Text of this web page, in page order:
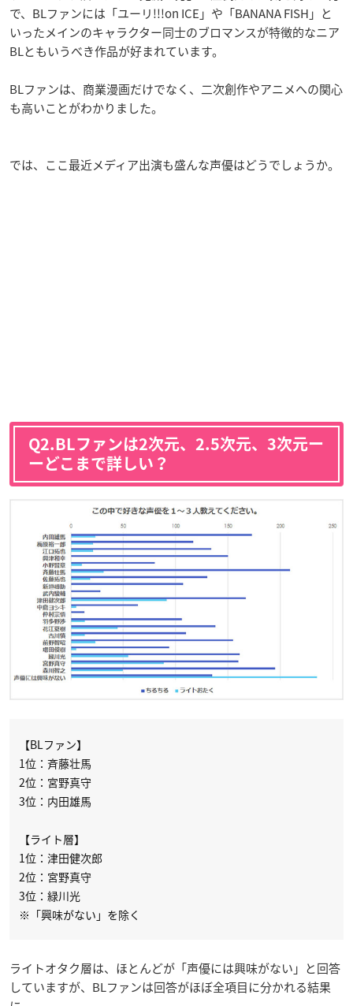
で、BLファンには「ユーリ!!!on ICE」や「BANANA FISH」と
いったメインのキャラクター同士のブロマンスが特徴的なニア
BLともいうべき作品が好まれています。
BLファンは、商業漫画だけでなく、二次創作やアニメへの関心
も高いことがわかりました。
では、ここ最近メディア出演も盛んな声優はどうでしょうか。
Q2.BLファンは2次元、2.5次元、3次元ー
ーどこまで詳しい？
【BLファン】
1位：斉藤壮馬
2位：宮野真守
3位：内田雄馬
【ライト層】
1位：津田健次郎
2位：宮野真守
3位：緑川光
※「興味がない」を除く
ライトオタク層は、ほとんどが「声優には興味がない」と回答
していますが、BLファンは回答がほぼ全項目に分かれる結果